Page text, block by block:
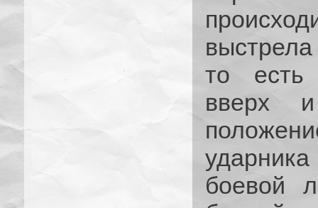
то есть
вверх
боевой